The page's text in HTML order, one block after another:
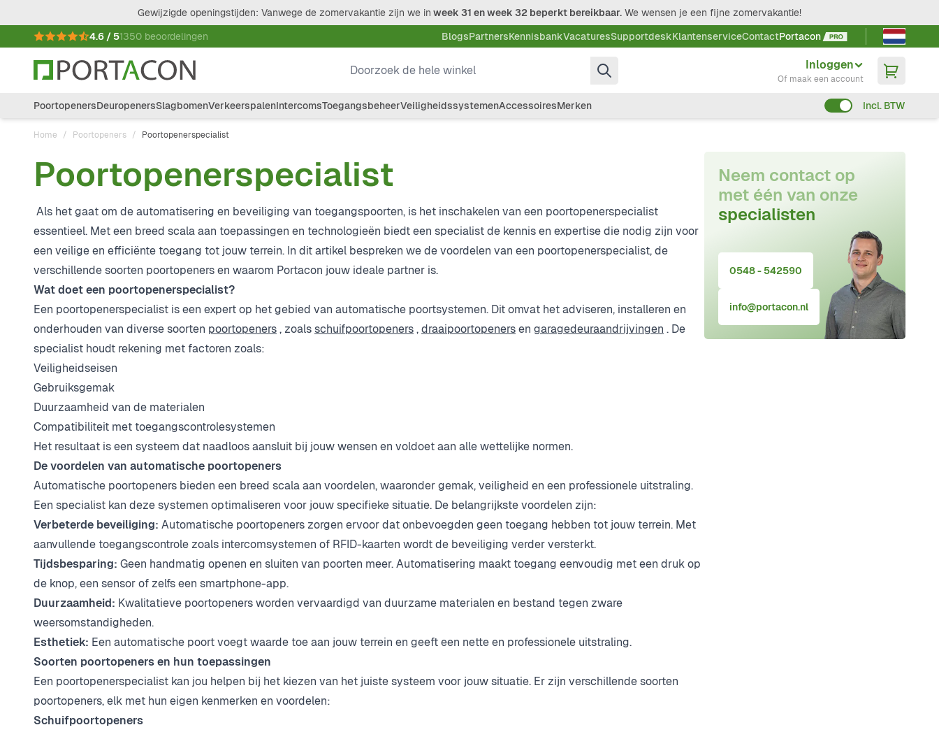
Gewijzigde openingstijden: Vanwege de zomervakantie zijn we in week 31 en week 32 beperkt bereikbaar. We wensen je een fijne zomervakantie!
4.6 / 51350 beoordelingen BlogsPartnersKennisbankVacaturesSupportdeskKlantenserviceContactPortacon
Taal kiezen
Doorzoek de hele winkel
Inloggen
Of maak een account
PoortopenersDeuropenersSlagbomenVerkeerspalenIntercomsToegangsbeheerVeiligheidssystemenAccessoiresMerken Incl. BTW
Home / Poortopeners / Poortopenerspecialist
Poortopenerspecialist
Als het gaat om de automatisering en beveiliging van toegangspoorten, is het inschakelen van een poortopenerspecialist
essentieel. Met een breed scala aan toepassingen en technologieën biedt een specialist de kennis en expertise die nodig zijn voor
een veilige en efficiënte toegang tot jouw terrein. In dit artikel bespreken we de voordelen van een poortopenerspecialist, de
verschillende soorten poortopeners en waarom Portacon jouw ideale partner is.
Wat doet een poortopenerspecialist?
Een poortopenerspecialist is een expert op het gebied van automatische poortsystemen. Dit omvat het adviseren, installeren en
onderhouden van diverse soorten poortopeners, zoalsschuifpoortopeners,draaipoortopenersen garagedeuraandrijvingen . De
specialist houdt rekening met factoren zoals:
Veiligheidseisen
Gebruiksgemak
Duurzaamheid van de materialen
Compatibiliteit met toegangscontrolesystemen
Het resultaat is een systeem dat naadloos aansluit bij jouw wensen en voldoet aan alle wettelijke normen.
De voordelen van automatische poortopeners
Automatische poortopeners bieden een breed scala aan voordelen, waaronder gemak, veiligheid en een professionele uitstraling.
Een specialist kan deze systemen optimaliseren voor jouw specifieke situatie. De belangrijkste voordelen zijn:
Verbeterde beveiliging: Automatische poortopeners zorgen ervoor dat onbevoegden geen toegang hebben tot jouw terrein. Met
aanvullende toegangscontrole zoals intercomsystemen of RFID-kaarten wordt de beveiliging verder versterkt.
Tijdsbesparing: Geen handmatig openen en sluiten van poorten meer. Automatisering maakt toegang eenvoudig met een druk op
de knop, een sensor of zelfs een smartphone-app.
Duurzaamheid: Kwalitatieve poortopeners worden vervaardigd van duurzame materialen en bestand tegen zware
weersomstandigheden.
Esthetiek: Een automatische poort voegt waarde toe aan jouw terrein en geeft een nette en professionele uitstraling.
Soorten poortopeners en hun toepassingen
Een poortopenerspecialist kan jou helpen bij het kiezen van het juiste systeem voor jouw situatie. Er zijn verschillende soorten
poortopeners, elk met hun eigen kenmerken en voordelen:
Schuifpoortopeners
Neem contact op
met één van onze
specialisten
0548 - 542590
info@portacon.nl